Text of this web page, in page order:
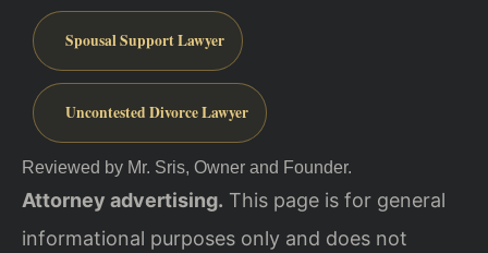
Spousal Support Lawyer
Uncontested Divorce Lawyer
Reviewed by Mr. Sris, Owner and Founder.
Attorney advertising. This page is for general
informational purposes only and does not